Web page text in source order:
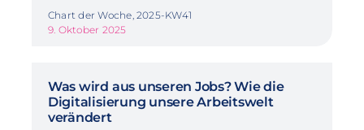
Chart der Woche, 2025-KW41
9. Oktober 2025
Was wird aus unseren Jobs? Wie die
Digitalisierung unsere Arbeitswelt
verändert